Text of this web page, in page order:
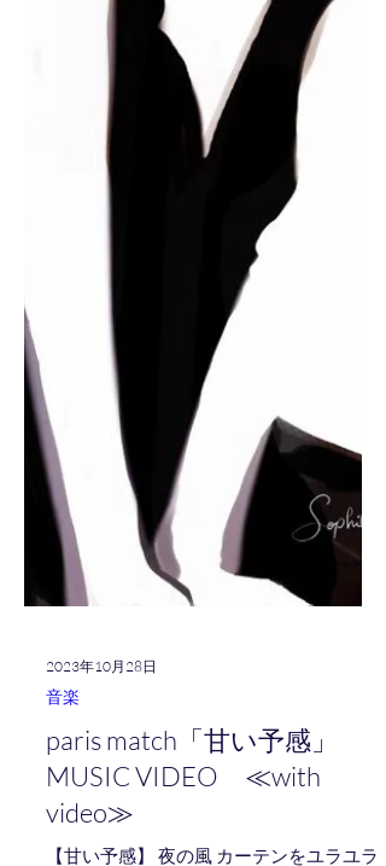
2023年10月28日
音楽
paris match「甘い予感」
MUSIC VIDEO ≪with
video≫